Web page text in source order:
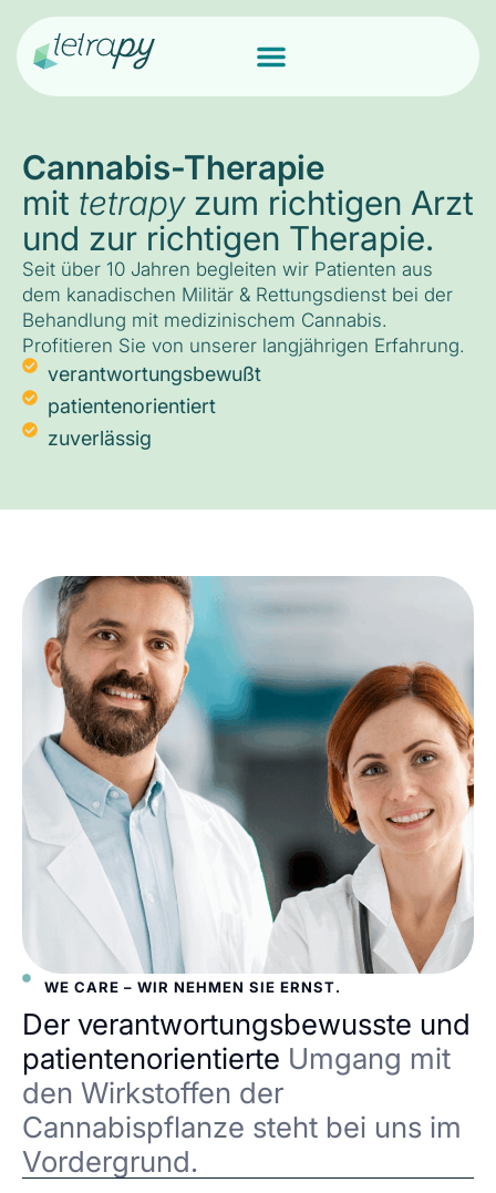
Cannabis-Therapie
mit tetrapyzum richtigen Arzt
und zur richtigen Therapie.
Seit über 10 Jahren begleiten wir Patienten aus
dem kanadischen Militär & Rettungsdienst bei der
Behandlung mit medizinischem Cannabis.
Profitieren Sie von unserer langjährigen Erfahrung.
verantwortungsbewußt
patientenorientiert
zuverlässig
WE CARE – WIR NEHMEN SIE ERNST.
Der verantwortungsbewusste und
patientenorientierte Umgang mit
den Wirkstoffen der
Cannabispflanze steht bei uns im
Vordergrund.